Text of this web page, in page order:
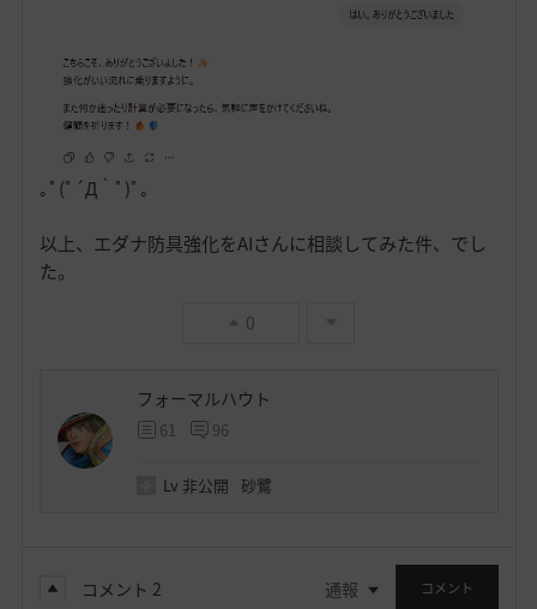
｡ﾟ(ﾟ´Д｀ﾟ)ﾟ｡
以上、エダナ防具強化をAIさんに相談してみた件、でし
た。
0
フォーマルハウト
61 96
Lv 非公開 砂鷺
コメント 2 通報 コメント